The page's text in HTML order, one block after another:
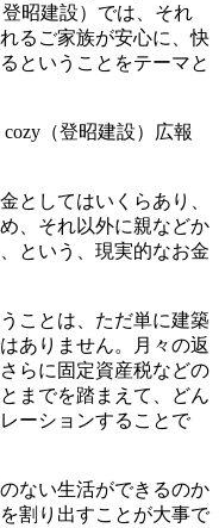
昭建設）では、それ
るご家族が安心に、快
ということをテーマと
（登昭建設）広報
としてはいくらあり、
、それ以外に親などか
という、現実的なお金
ことは、ただ単に建築
ありません。月々の返
らに固定資産税などの
までを踏まえて、どん
ーションすることで
ない生活ができるのか
割り出すことが大事で